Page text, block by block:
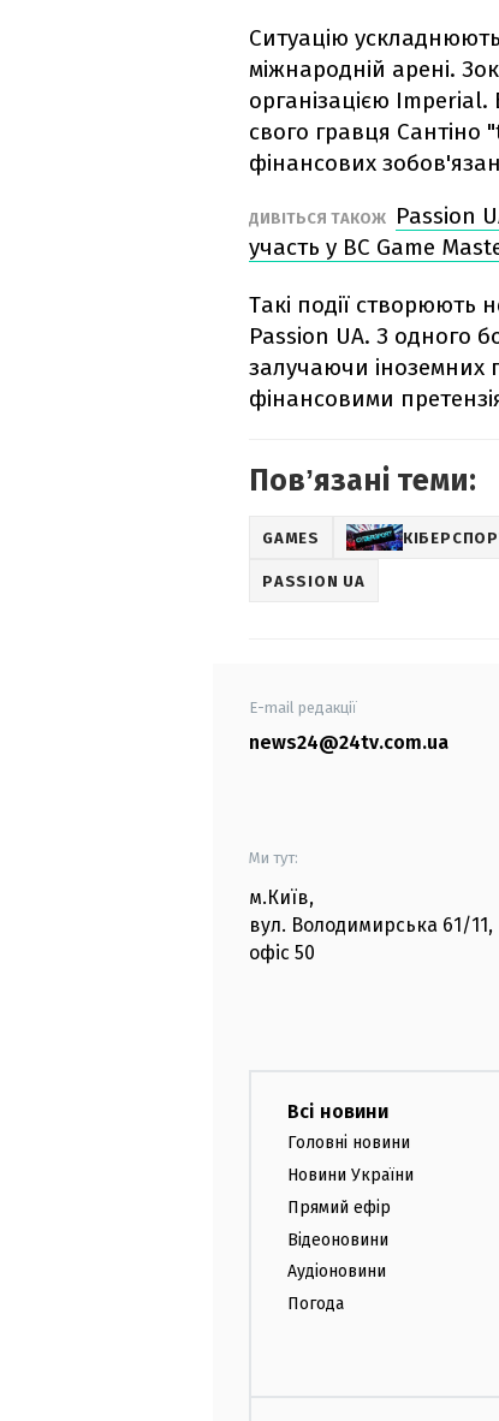
Ситуацію
міжнародній арені.
організацією
свого гравця
фінансових
ДИВІТЬСЯ ТАКОЖ
Passion
участь у BC Game
Такі події створюють
Passion UA. З одного
залучаючи іноземних
фінансовими
Повʼязані теми:
GAMES
PASSION UA
E-mail редакції
news24@24tv.com.ua
Ми тут:
м.Київ,
вул. Володимирська 61/11,
офіс 50
Всі новини
Головні новини
Новини України
Прямий ефір
Відеоновини
Аудіоновини
Погода